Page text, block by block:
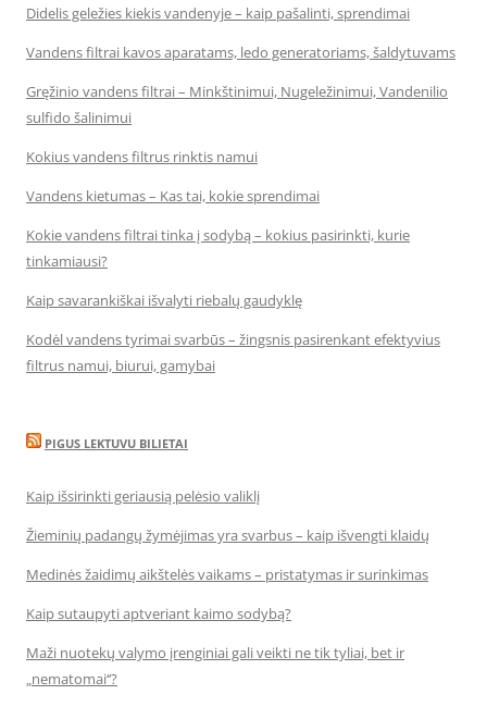
Didelis geležies kiekis vandenyje – kaip pašalinti, sprendimai
Vandens filtrai kavos aparatams, ledo generatoriams, šaldytuvams
Gręžinio vandens filtrai – Minkštinimui, Nugeležinimui, Vandenilio
sulfido šalinimui
Kokius vandens filtrus rinktis namui
Vandens kietumas – Kas tai, kokie sprendimai
Kokie vandens filtrai tinka į sodybą – kokius pasirinkti, kurie
tinkamiausi?
Kaip savarankiškai išvalyti riebalų gaudyklę
Kodėl vandens tyrimai svarbūs – žingsnis pasirenkant efektyvius
filtrus namui, biurui, gamybai
PIGUS LEKTUVU BILIETAI
Kaip išsirinkti geriausią pelėsio valiklį
Žieminių padangų žymėjimas yra svarbus – kaip išvengti klaidų
Medinės žaidimų aikštelės vaikams – pristatymas ir surinkimas
Kaip sutaupyti aptveriant kaimo sodybą?
Maži nuotekų valymo įrenginiai gali veikti ne tik tyliai, bet ir
„nematomai‘‘?